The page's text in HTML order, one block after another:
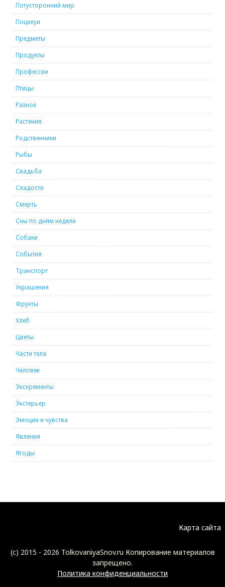
Потусторонний мир
Поцелуи
Предметы
Продукты
Профессии
Птицы
Разное
Растения
Родственники
Рыбы
Свадьба
Сладости
Смерть
Сны по дням недели
Собаки
События
Транспорт
Украшения
Фрукты
Хлеб
Цветы
Части тела
Человек
Экскременты
Экстерьер
Эмоции и чувства
Явления
Ягоды
Карта сайта
(c) 2015 - 2026 TolkovaniyaSnov.ru Копирование материалов
запрещено.
Политика конфиденциальности